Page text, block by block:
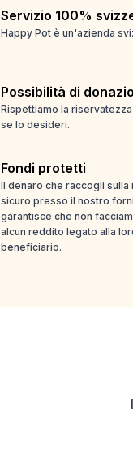
Servizio 100%
Happy Pot è un'azienda
Possibilità di
Rispettiamo la
se lo desideri.
Fondi protetti
Il denaro che raccogli
sicuro presso il nostro
garantisce che non
alcun reddito legato alla
beneficiario.